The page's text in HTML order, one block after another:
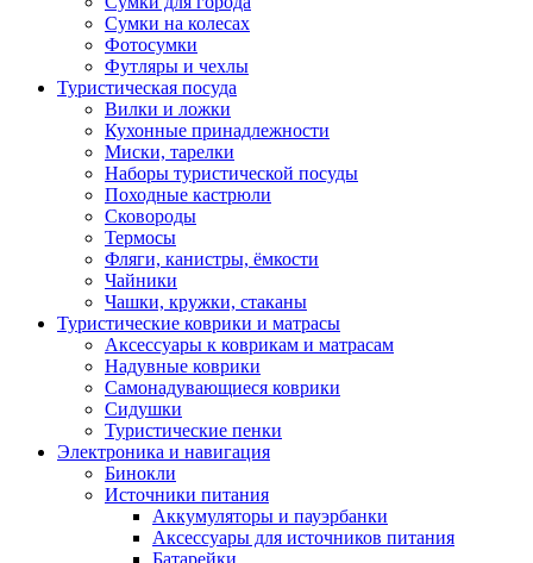
Сумки на колесах
Фотосумки
Футляры и чехлы
Туристическая посуда
Вилки и ложки
Кухонные принадлежности
Миски, тарелки
Наборы туристической посуды
Походные кастрюли
Сковороды
Термосы
Фляги, канистры, ёмкости
Чайники
Чашки, кружки, стаканы
Туристические коврики и матрасы
Аксессуары к коврикам и матрасам
Надувные коврики
Самонадувающиеся коврики
Сидушки
Туристические пенки
Электроника и навигация
Бинокли
Источники питания
Аккумуляторы и пауэрбанки
Аксессуары для источников питания
Батарейки